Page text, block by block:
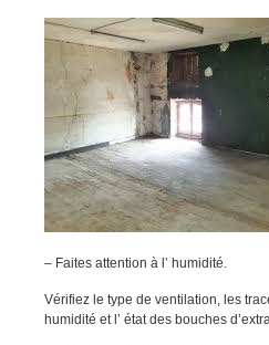
– Faites attention à l’ humidité.
Vérifiez le type de ventilation, les
humidité et l’ état des bouches